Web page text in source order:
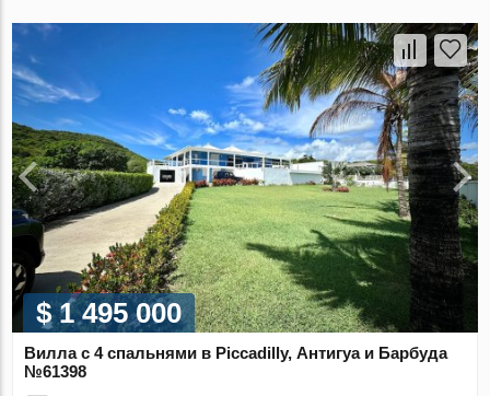
$ 1 495 000
Вилла с 4 спальнями в Piccadilly, Антигуа и Барбуда
№61398